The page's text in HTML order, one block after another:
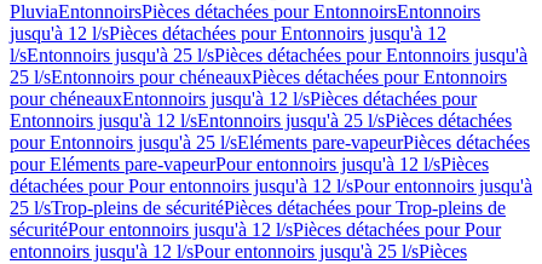
PluviaEntonnoirsPièces détachées pour EntonnoirsEntonnoirs
jusqu'à 12 l/sPièces détachées pour Entonnoirs jusqu'à 12
l/sEntonnoirs jusqu'à 25 l/sPièces détachées pour Entonnoirs jusqu'à
25 l/sEntonnoirs pour chéneauxPièces détachées pour Entonnoirs
pour chéneauxEntonnoirs jusqu'à 12 l/sPièces détachées pour
Entonnoirs jusqu'à 12 l/sEntonnoirs jusqu'à 25 l/sPièces détachées
pour Entonnoirs jusqu'à 25 l/sEléments pare-vapeurPièces détachées
pour Eléments pare-vapeurPour entonnoirs jusqu'à 12 l/sPièces
détachées pour Pour entonnoirs jusqu'à 12 l/sPour entonnoirs jusqu'à
25 l/sTrop-pleins de sécuritéPièces détachées pour Trop-pleins de
sécuritéPour entonnoirs jusqu'à 12 l/sPièces détachées pour Pour
entonnoirs jusqu'à 12 l/sPour entonnoirs jusqu'à 25 l/sPièces